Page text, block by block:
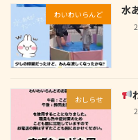
わいわいらんど 水
おしらせ